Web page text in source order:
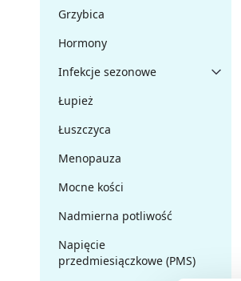
Grzybica
Hormony
Infekcje sezonowe
Łupież
Łuszczyca
Menopauza
Mocne kości
Nadmierna potliwość
Napięcie
przedmiesiączkowe (PMS)